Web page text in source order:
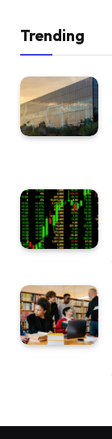
Trending